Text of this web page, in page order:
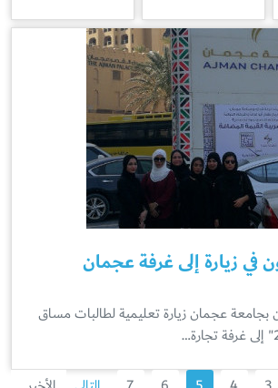
في زيارة إلى غرفة عجمان
بجامعة عجمان زيارة تعليمية لطالبات مساق